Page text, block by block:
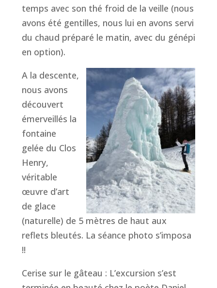
temps avec son thé froid de la veille (nous
avons été gentilles, nous lui en avons servi
du chaud préparé le matin, avec du génépi
en option).
A la descente,
nous avons
découvert
émerveillés la
fontaine
gelée du Clos
Henry,
véritable
œuvre d’art
de glace
(naturelle) de 5 mètres de haut aux
reflets bleutés. La séance photo s’imposa
!!
Cerise sur le gâteau : L’excursion s’est